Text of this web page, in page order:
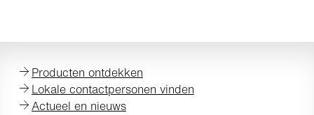
Producten ontdekken
Lokale contactpersonen vinden
Actueel en nieuws